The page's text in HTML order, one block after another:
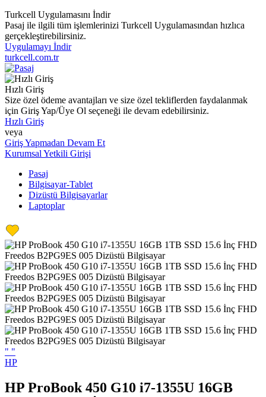
Turkcell Uygulamasını İndir
Pasaj ile ilgili tüm işlemlerinizi Turkcell Uygulamasından hızlıca
gerçekleştirebilirsiniz.
Uygulamayı İndir
turkcell.com.tr
Hızlı Giriş
Size özel ödeme avantajları ve size özel tekliflerden faydalanmak
için Giriş Yap/Üye Ol seçeneği ile devam edebilirsiniz.
Hızlı Giriş
veya
Giriş Yapmadan Devam Et
Kurumsal Yetkili Girişi
Pasaj
Bilgisayar-Tablet
Dizüstü Bilgisayarlar
Laptoplar
" "
HP
HP ProBook 450 G10 i7-1355U 16GB